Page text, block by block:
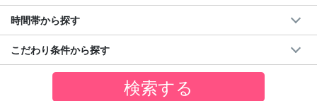
時間帯から探す
こだわり条件から探す